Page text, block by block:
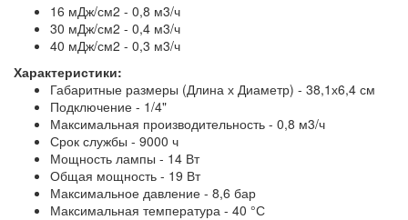
16 мДж/см2 - 0,8 м3/ч
30 мДж/см2 - 0,4 м3/ч
40 мДж/см2 - 0,3 м3/ч
Характеристики:
Габаритные размеры (Длина х Диаметр) - 38,1х6,4 см
Подключение - 1/4"
Максимальная производительность - 0,8 м3/ч
Срок службы - 9000 ч
Мощность лампы - 14 Вт
Общая мощность - 19 Вт
Максимальное давление - 8,6 бар
Максимальная температура - 40 °С